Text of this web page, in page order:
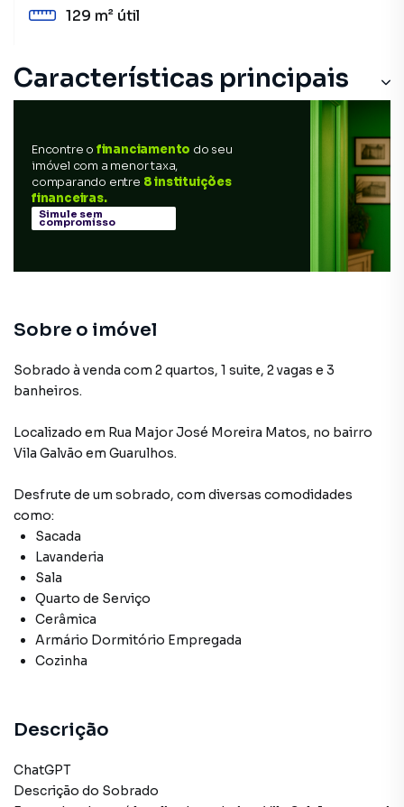
129 m² útil
Características principais
Cerâmica
Armário Dormitório Empregada
Encontre o financiamento do seu
imóvel com a menor taxa,
comparando entre 8 instituições
financeiras.
Simule sem
compromisso
Sobre o imóvel
Sobrado à venda com 2 quartos, 1 suite, 2 vagas e 3
banheiros.
Localizado em Rua Major José Moreira Matos, no bairro
Vila Galvão em Guarulhos.
Desfrute de um sobrado, com diversas comodidades
como:
Sacada
Lavanderia
Sala
Quarto de Serviço
Cerâmica
Armário Dormitório Empregada
Cozinha
Descrição
ChatGPT
Descrição do Sobrado